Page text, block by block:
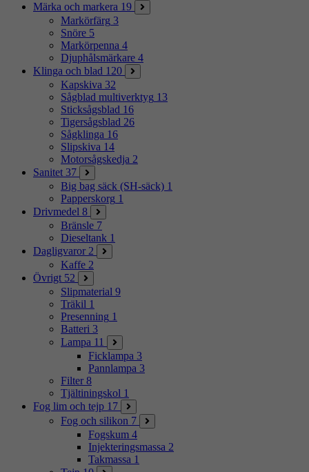
Märka och markera 19
Markörfärg 3
Snöre 5
Markörpenna 4
Djuphålsmärkare 4
Klinga och blad 120
Kapskiva 32
Sågblad multiverktyg 13
Sticksågsblad 16
Tigersågsblad 26
Sågklinga 16
Slipskiva 14
Motorsågskedja 2
Sanitet 37
Big bag säck (SH-säck) 1
Papperskorg 1
Drivmedel 8
Bränsle 7
Dieseltank 1
Dagligvaror 2
Kaffe 2
Övrigt 52
Slipmaterial 9
Träkil 1
Presenning 1
Batteri 3
Lampa 11
Ficklampa 3
Pannlampa 3
Filter 8
Tjältiningskol 1
Fog lim och tejp 17
Fog och silikon 7
Fogskum 4
Injekteringsmassa 2
Takmassa 1